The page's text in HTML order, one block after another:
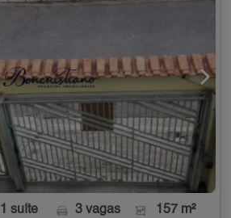
1 suíte 3 vagas 157 m²